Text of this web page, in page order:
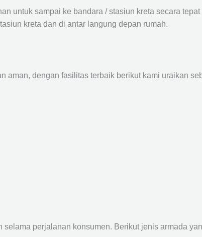
untuk sampai ke bandara / stasiun kreta secara
kreta dan di antar langung depan rumah.
aman, dengan fasilitas terbaik berikut kami uraikan
perjalanan konsumen. Berikut jenis armada